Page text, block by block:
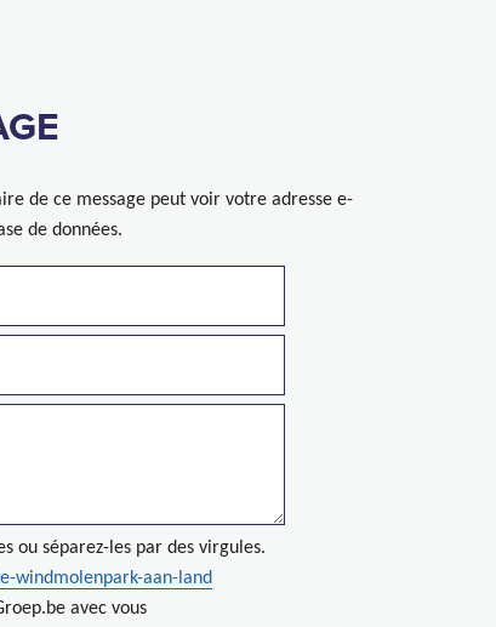
de ce message peut voir votre adresse e-
de données.
ou séparez-les par des virgules.
windmolenpark-aan-land
avec vous